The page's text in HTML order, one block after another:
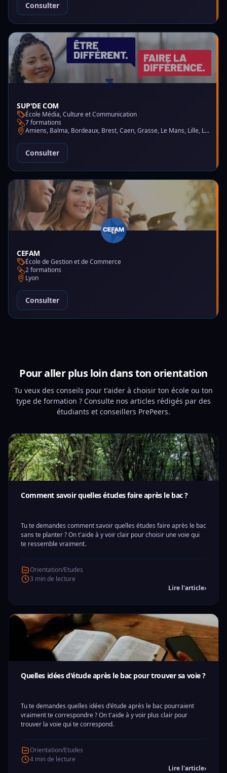
Consulter
SUP'DE COM
École Média, Culture et Communication
7 formations
Amiens, Balma, Bordeaux, Brest, Caen, Grasse, Le Mans, Lille, Lyon, Montpellier, Nantes, Nice, Paris, Saint-Martin-d'Hères
Consulter
CEFAM
École de Gestion et de Commerce
2 formations
Lyon
Consulter
Pour aller plus loin dans ton orientation
Tu veux des conseils pour t'aider à choisir ton école ou ton
type de formation ? Consulte nos articles rédigés par des
étudiants et conseillers PrePeers.
Comment savoir quelles études faire après le bac ?
Tu te demandes comment savoir quelles études faire après le bac
sans te planter ? On t'aide à y voir clair pour choisir une voie qui
te ressemble vraiment.
Orientation/Etudes
3 min de lecture
Lire l'article›
Quelles idées d'étude après le bac pour trouver sa voie ?
Tu te demandes quelles idées d'étude après le bac pourraient
vraiment te correspondre ? On t'aide à y voir plus clair pour
trouver la voie qui te correspond.
Orientation/Etudes
4 min de lecture
Lire l'article›